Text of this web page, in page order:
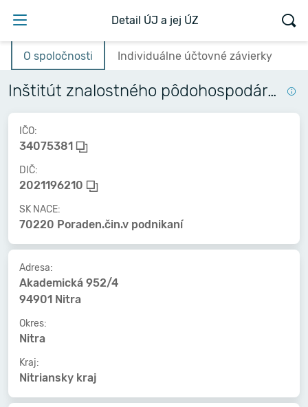
Detail ÚJ a jej ÚZ
O spoločnosti Individuálne účtovné závierky
Inštitút znalostného pôdohospodárstva a inovácií
IČO:
34075381
DIČ:
2021196210
SK NACE:
70220 Poraden.čin.v podnikaní
Adresa:
Akademická 952/4
94901 Nitra
Okres:
Nitra
Kraj:
Nitriansky kraj